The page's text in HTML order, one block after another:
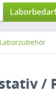
Laborzubehör
/